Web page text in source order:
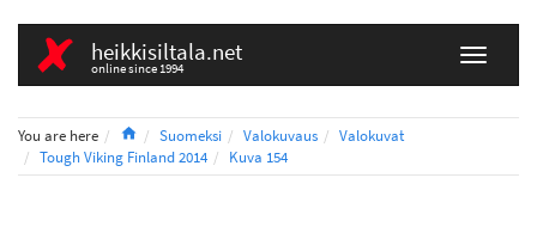
heikkisiltala.net
online since 1994
You are here HomeSuomeksi Valokuvaus
Valokuvat
Tough Viking Finland 2014
Kuva 154